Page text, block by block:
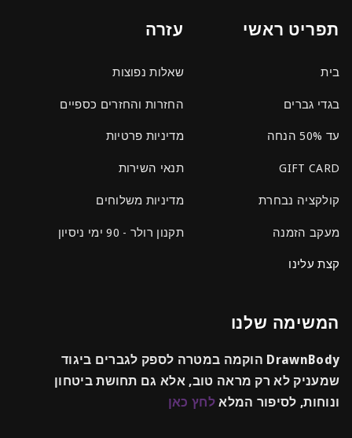
תפריט ראשי
בית
בגדי גברים
עד 50% הנחה
GIFT CARD
קולקציה נבחרת
מעקב הזמנה
קצת עלינו
עזרה
שאלות נפוצות
החזרות והחזרים כספיים
מדיניות פרטיות
תנאי השירות
מדיניות משלוחים
תקנון רולר - 90 ימי ניסיון
המשימה שלנו
DrawnBody הוקמה במטרה לספק לגברים ביגוד
שמעניק לא רק מראה טוב, אלא גם תחושת ביטחון
ונוחות, לסיפור המלאלחץ כאן